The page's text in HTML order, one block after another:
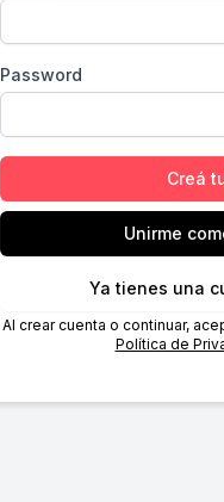
Password
Creá
Unirme
Ya tienes una
Al crear cuenta o continuar,
Política de